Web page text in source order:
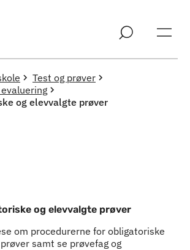
Test og prøver
og elevvalgte prøver
og elevvalgte prøver
om procedurerne for obligatoriske
samt se prøvefag og